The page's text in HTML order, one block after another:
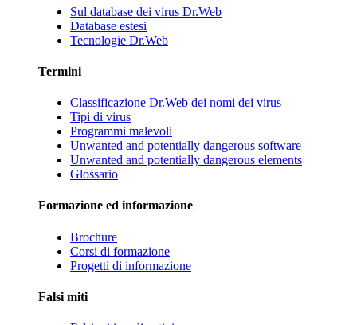
Sul database dei virus Dr.Web
Database estesi
Tecnologie Dr.Web
Termini
Classificazione Dr.Web dei nomi dei virus
Tipi di virus
Programmi malevoli
Unwanted and potentially dangerous software
Unwanted and potentially dangerous elements
Glossario
Formazione ed informazione
Brochure
Corsi di formazione
Progetti di informazione
Falsi miti